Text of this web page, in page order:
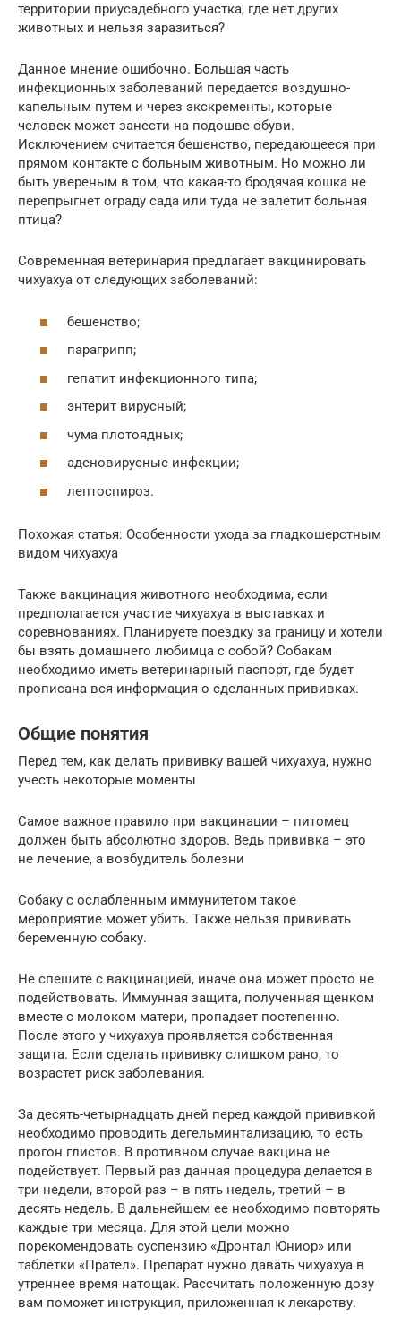
территории приусадебного участка, где нет других
животных и нельзя заразиться?
Данное мнение ошибочно. Большая часть
инфекционных заболеваний передается воздушно-
капельным путем и через экскременты, которые
человек может занести на подошве обуви.
Исключением считается бешенство, передающееся при
прямом контакте с больным животным. Но можно ли
быть увереным в том, что какая-то бродячая кошка не
перепрыгнет ограду сада или туда не залетит больная
птица?
Современная ветеринария предлагает вакцинировать
чихуахуа от следующих заболеваний:
бешенство;
парагрипп;
гепатит инфекционного типа;
энтерит вирусный;
чума плотоядных;
аденовирусные инфекции;
лептоспироз.
Похожая статья: Особенности ухода за гладкошерстным
видом чихуахуа
Также вакцинация животного необходима, если
предполагается участие чихуахуа в выставках и
соревнованиях. Планируете поездку за границу и хотели
бы взять домашнего любимца с собой? Собакам
необходимо иметь ветеринарный паспорт, где будет
прописана вся информация о сделанных прививках.
Общие понятия
Перед тем, как делать прививку вашей чихуахуа, нужно
учесть некоторые моменты
Самое важное правило при вакцинации – питомец
должен быть абсолютно здоров. Ведь прививка – это
не лечение, а возбудитель болезни
Собаку с ослабленным иммунитетом такое
мероприятие может убить. Также нельзя прививать
беременную собаку.
Не спешите с вакцинацией, иначе она может просто не
подействовать. Иммунная защита, полученная щенком
вместе с молоком матери, пропадает постепенно.
После этого у чихуахуа проявляется собственная
защита. Если сделать прививку слишком рано, то
возрастет риск заболевания.
За десять-четырнадцать дней перед каждой прививкой
необходимо проводить дегельминтализацию, то есть
прогон глистов. В противном случае вакцина не
подействует. Первый раз данная процедура делается в
три недели, второй раз – в пять недель, третий – в
десять недель. В дальнейшем ее необходимо повторять
каждые три месяца. Для этой цели можно
порекомендовать суспензию «Дронтал Юниор» или
таблетки «Прател». Препарат нужно давать чихуахуа в
утреннее время натощак. Рассчитать положенную дозу
вам поможет инструкция, приложенная к лекарству.